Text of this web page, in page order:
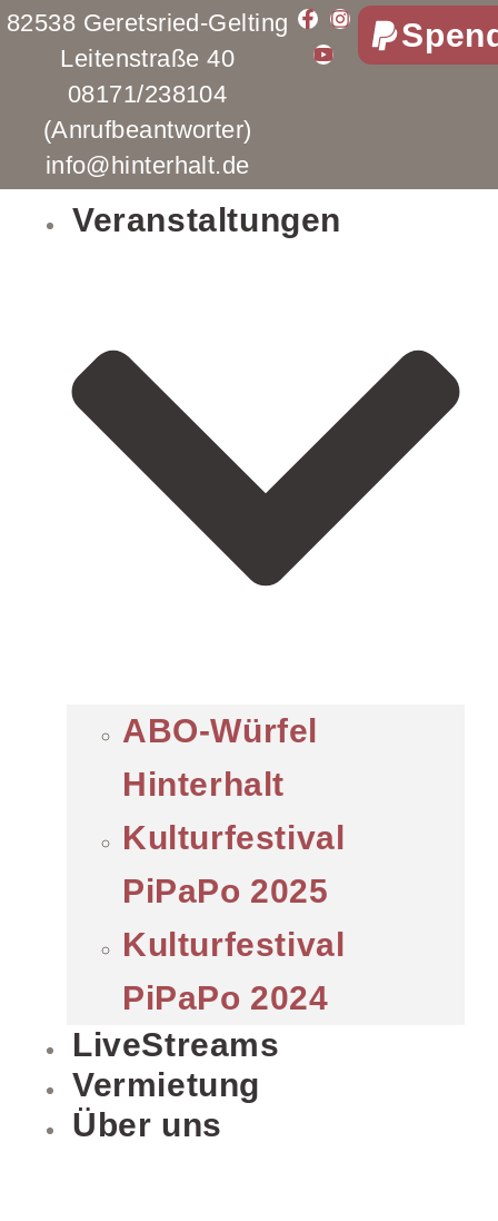
82538 Geretsried-Gelting
Leitenstraße 40
08171/238104
(Anrufbeantworter)
info@hinterhalt.de
Veranstaltungen
ABO-Würfel
Hinterhalt
Kulturfestival
PiPaPo 2025
Kulturfestival
PiPaPo 2024
LiveStreams
Vermietung
Über uns